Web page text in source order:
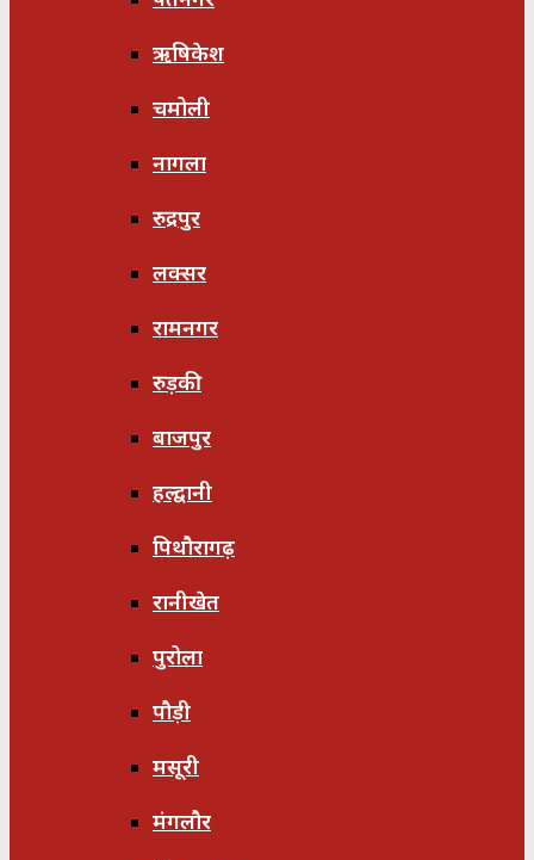
ऋषिकेश
चमोली
नागला
रुद्रपुर
लक्सर
रामनगर
रुड़की
बाजपुर
हल्द्वानी
पिथौरागढ़
रानीखेत
पुरोला
पौड़ी
मसूरी
मंगलौर